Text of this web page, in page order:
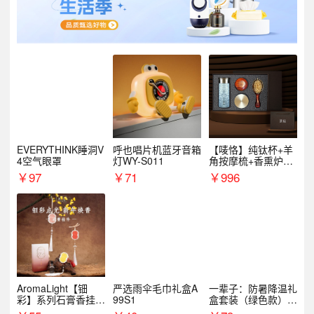
EVERYTHINK睡洞V
4空气眼罩
￥97
呼也唱片机蓝牙音箱
灯WY-S011
￥71
【唛恪】纯钛杯+羊
角按摩梳+香熏炉
+气垫梳
￥996
AromaLight【钿
彩】系列石膏香挂
（代发香味随机）
严选雨伞毛巾礼盒A
99S1
一辈子：防暑降温礼
盒套装（绿色款）支
持自由搭配